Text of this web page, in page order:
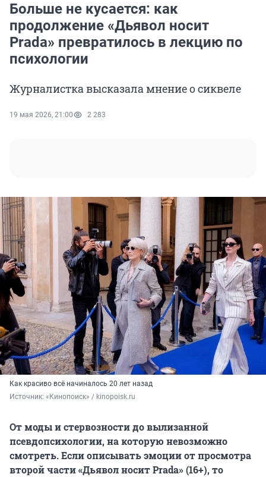
Больше не кусается: как
продолжение «Дьявол носит
Prada» превратилось в лекцию по
психологии
Журналистка высказала мнение о сиквеле
19 мая 2026, 21:00 2 283
Как красиво всё начиналось 20 лет назад
Источник: «Кинопоиск» / kinopoisk.ru
От моды и стервозности до вылизанной
псевдопсихологии, на которую невозможно
смотреть. Если описывать эмоции от просмотра
второй части «Дьявол носит Prada» (16+), то